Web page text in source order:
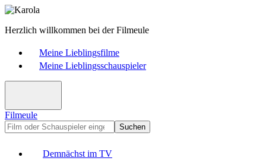
Herzlich willkommen bei der Filmeule
Meine Lieblingsfilme
Meine Lieblingsschauspieler
Filmeule
Suchen
Demnächst im TV